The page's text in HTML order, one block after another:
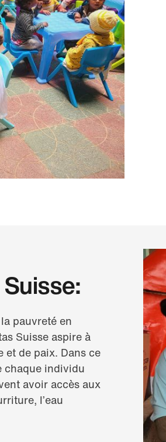
pauvreté en
Suisse aspire à
de paix. Dans ce
chaque individu
avoir accès aux
l’eau